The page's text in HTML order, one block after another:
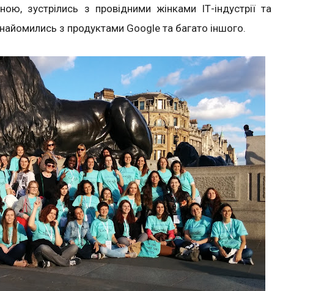
зустрілись з провідними жінками ІТ-індустрії та
з продуктами Google та багато іншого.